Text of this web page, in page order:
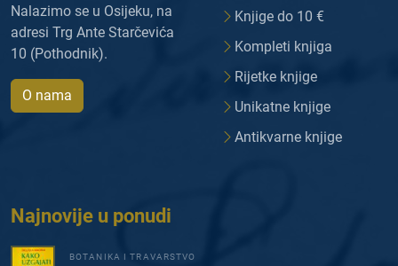
Nalazimo se u Osijeku, na
adresi Trg Ante Starčevića
10 (Pothodnik).
O nama
Knjige do 10 €
Kompleti knjiga
Rijetke knjige
Unikatne knjige
Antikvarne knjige
Najnovije u ponudi
BOTANIKA I TRAVARSTVO